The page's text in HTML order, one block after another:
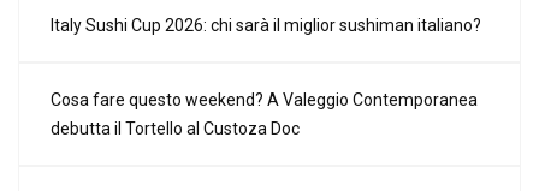
Italy Sushi Cup 2026: chi sarà il miglior sushiman italiano?
Cosa fare questo weekend? A Valeggio Contemporanea
debutta il Tortello al Custoza Doc